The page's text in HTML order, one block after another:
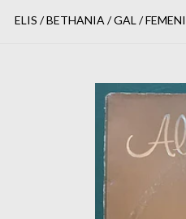
ELIS / BETHANIA / GAL /